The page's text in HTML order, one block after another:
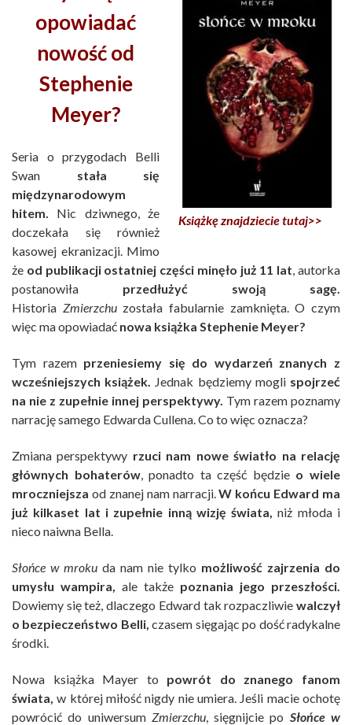
Książkę znajdziecie tutaj>>
opowiadać
nowość od
Stephenie
Meyer?
Seria o przygodach Belli
Swan stała się
międzynarodowym
hitem.
Nic dziwnego, że
doczekała się również
kasowej ekranizacji. Mimo
że od publikacji ostatniej części minęło już 11 lat , autorka
postanowiła przedłużyć swoją sagę.
Historia Zmierzchuzostała fabularnie zamknięta. O czym
więc ma opowiadać nowa książka Stephenie Meyer?
Tym razem przeniesiemy się do wydarzeńznanych z
wcześniejszych książek.
Jednak będziemy mogli spojrzeć
na nie z zupełnie innej perspektywy. Tym razem poznamy
narrację samego Edwarda Cullena. Co to więc oznacza?
Zmiana perspektywy rzuci nam nowe światło na relację
głównych bohaterów, ponadto ta część będzie o wiele
mroczniejsza od znanej nam narracji.W końcu Edward ma
już kilkaset lat i zupełnie inną wizję świata, niż młoda i
nieco naiwna Bella.
Słońce w mroku da nam nie tylko możliwość zajrzenia do
umysłu wampira,
ale także poznania jego przeszłości.
Dowiemy się też, dlaczego Edward tak rozpaczliwie walczył
o bezpieczeństwo Belli, czasem sięgając po dość radykalne
środki.
Nowa książka Mayer to powrót do znanego fanom
świata, w której miłość nigdy nie umiera. Jeśli macie ochotę
powrócić do uniwersum Zmierzchu, sięgnijcie po Słońce w